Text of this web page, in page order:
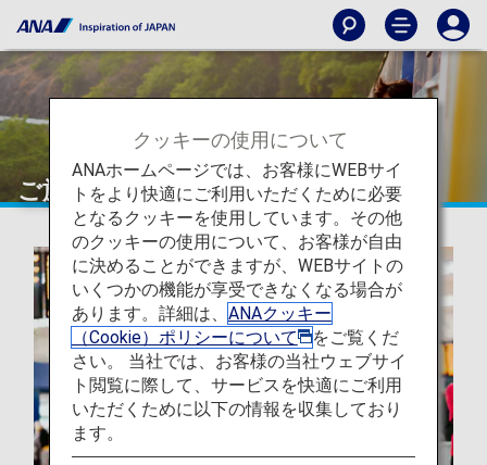
ご旅行の準備
クッキーの使用について
ANAホームページでは、お客様にWEBサイ
トをより快適にご利用いただくために必要
となるクッキーを使用しています。その他
のクッキーの使用について、お客様が自由
に決めることができますが、WEBサイトの
いくつかの機能が享受できなくなる場合が
あります。詳細は、 ANAクッキー
（Cookie）ポリシーについて
をご覧くだ
さい。 当社では、お客様の当社ウェブサイ
ト閲覧に際して、サービスを快適にご利用
いただくために以下の情報を収集しており
ます。